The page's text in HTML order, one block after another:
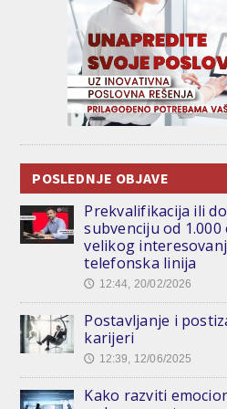
POSLEDNJE OBJAVE
Prekvalifikacija ili
subvenciju od
velikog
telefonska linija
🕔 12:44, 20/02/2026
Postavljanje i
karijeri
🕔 12:39, 12/06/2025
Kako razviti